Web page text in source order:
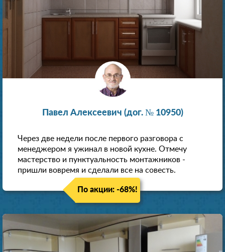
Павел Алексеевич (дог. № 10950)
Через две недели после первого разговора с
менеджером я ужинал в новой кухне. Отмечу
мастерство и пунктуальность монтажников -
пришли вовремя и сделали все на совесть.
По акции: -68%!